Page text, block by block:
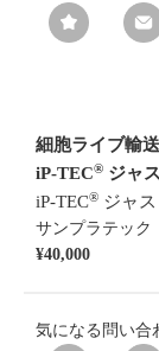
細胞ライブ輸
iP-TEC® ジャ
iP-TEC® ジャ
サンプラテック
¥40,000
気になる 問い合